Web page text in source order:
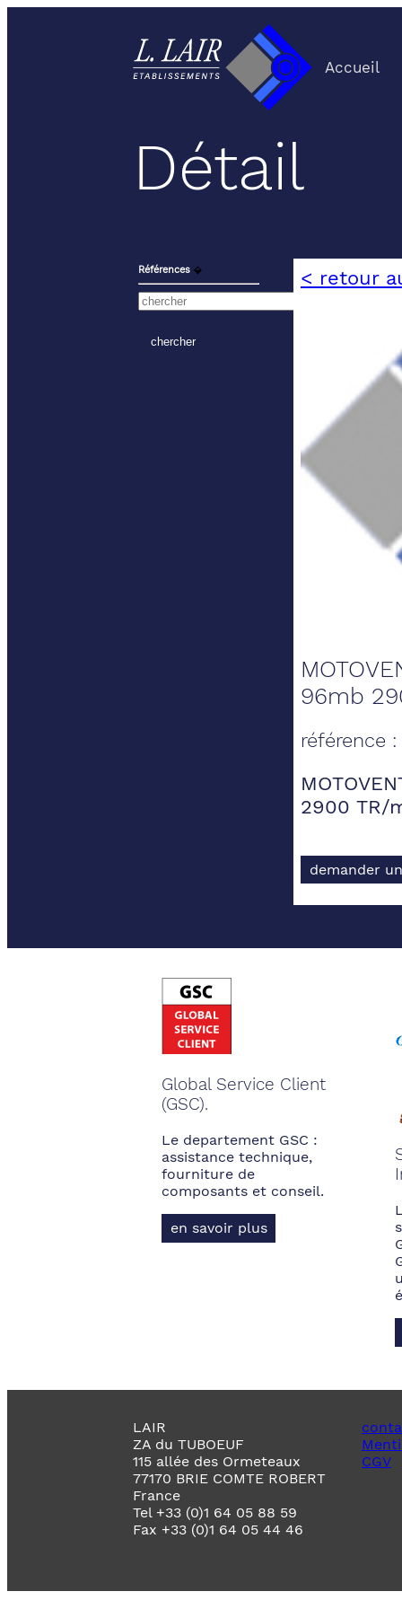
Accueil
Détail
Références ⬙ < retour
96mb
référence :
2900 TR/
demander
Global Service Client
(GSC).
Le departement GSC :
assistance technique,
fourniture de
composants et conseil.
en savoir plus
LAIR
ZA du TUBOEUF
115 allée des Ormeteaux
77170 BRIE COMTE ROBERT
France
Tel +33 (0)1 64 05 88 59
Fax +33 (0)1 64 05 44 46
CGV